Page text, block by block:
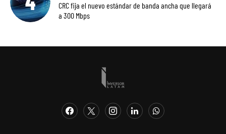
CRC fija el nuevo estándar de banda ancha que llegará
a 300 Mbps